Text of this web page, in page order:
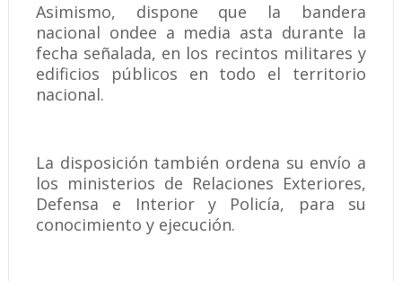
Asimismo, dispone que la bandera
nacional ondee a media asta durante la
fecha señalada, en los recintos militares y
edificios públicos en todo el territorio
nacional.
La disposición también ordena su envío a
los ministerios de Relaciones Exteriores,
Defensa e Interior y Policía, para su
conocimiento y ejecución.